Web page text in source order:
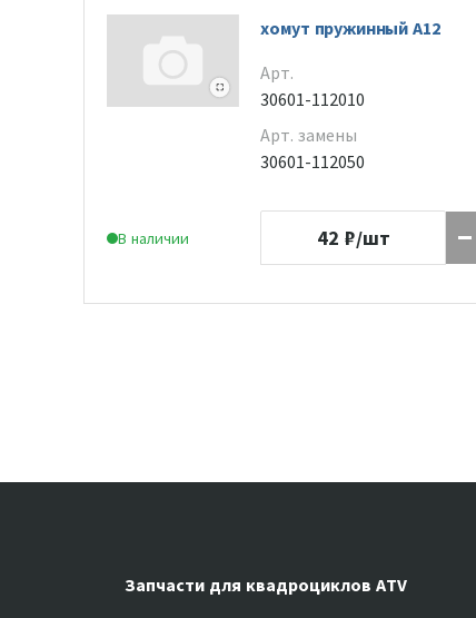
В наличии
хомут пружинный А12
Арт.
30601-112010
Арт. замены
30601-112050
42 ₽/шт
Запчасти для квадроциклов ATV